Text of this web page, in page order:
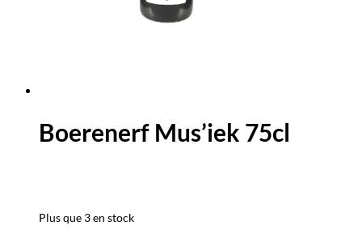
Boerenerf Mus’iek 75cl
Plus que 3 en stock